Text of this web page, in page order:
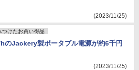
(2023/11/25)
つけたお買い得品
のJackery製ポータブル電源が約6千円
(2023/11/25)